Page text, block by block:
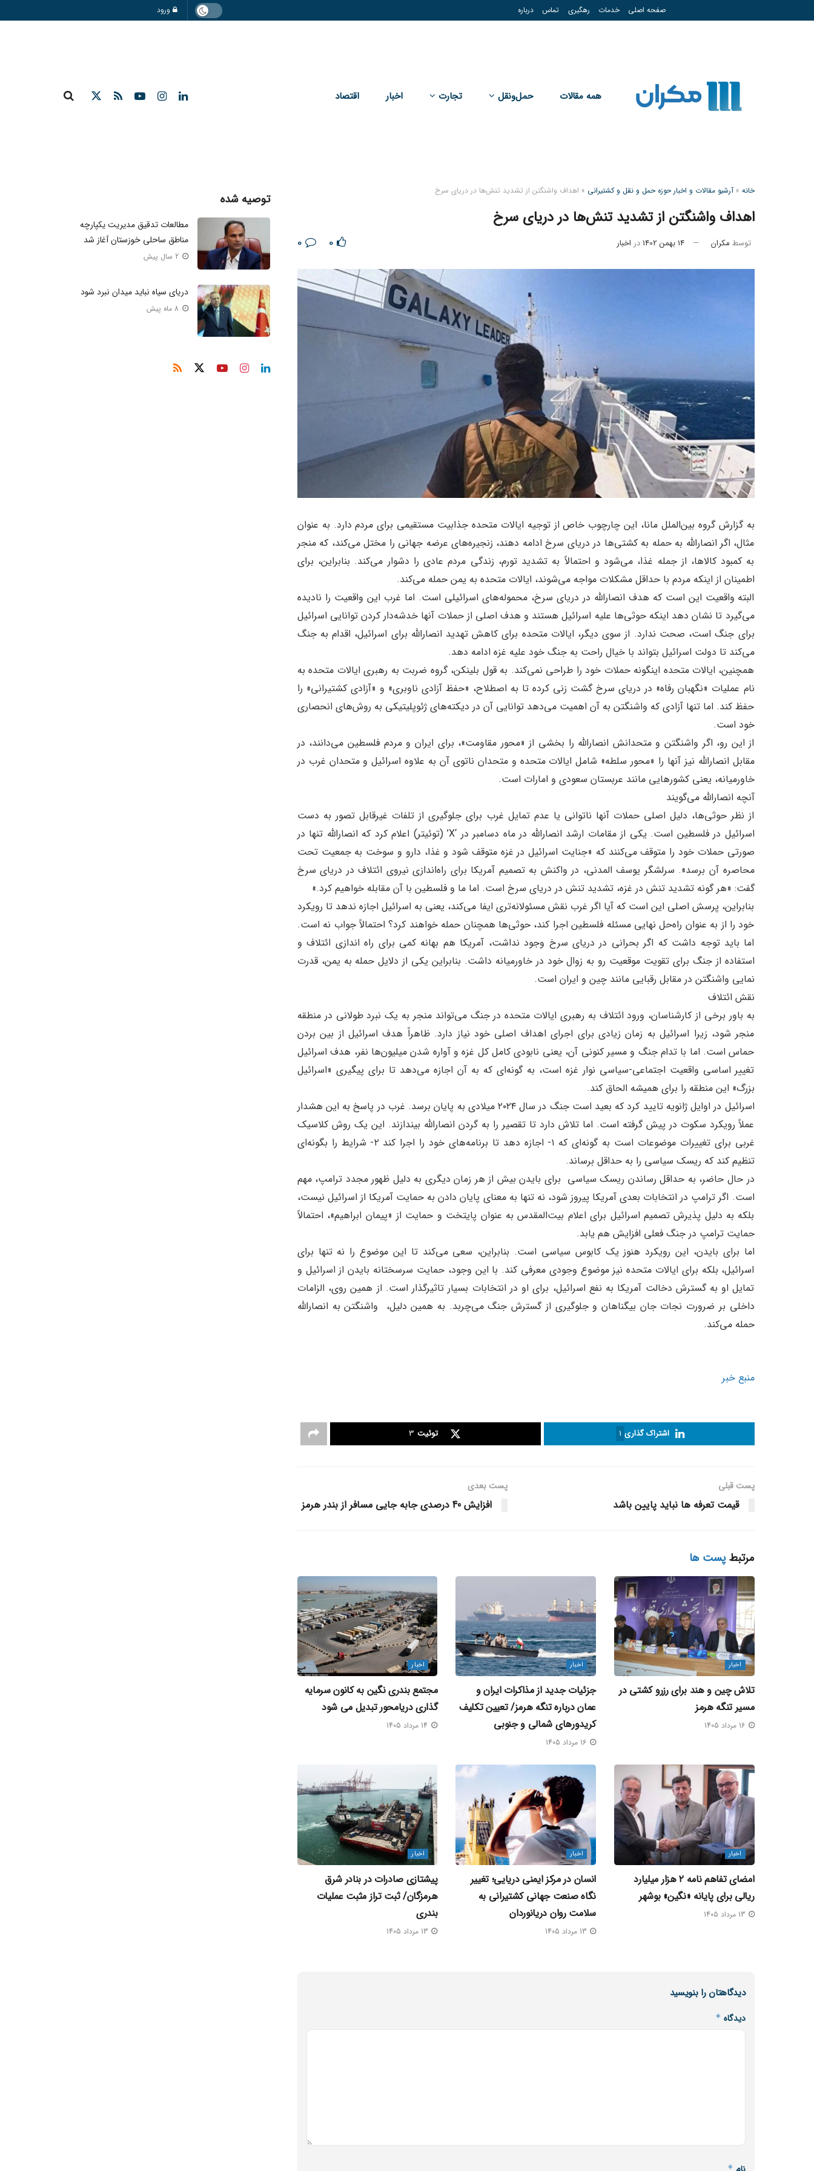
صفحه اصلی خدمات رهگیری تماس درباره ورود
همه مقالات حمل‌و‌نقل تجارت اخبار اقتصاد
خانه »آرشیو مقالات و اخبار حوزه حمل و نقل و کشتیرانی » اهداف واشنگتن از تشدید تنش‌ها در دریای سرخ
اهداف واشنگتن از تشدید تنش‌ها در دریای سرخ
توسط مکران 14 بهمن 1402 در اخبار 0
به گزارش گروه بین‌الملل مانا، این چارچوب خاص از توجیه ایالات متحده جذابیت مستقیمی برای مردم دارد. به عنوان
مثال، اگر انصارالله به حمله به کشتی‌ها در دریای سرخ ادامه دهند، زنجیره‌های عرضه جهانی را مختل می‌کند، که منجر
به کمبود کالاها، از جمله غذا، می‌شود و احتمالاً به تشدید تورم، زندگی مردم عادی را دشوار می‌کند. بنابراین، برای
اطمینان از اینکه مردم با حداقل مشکلات مواجه می‌شوند، ایالات متحده به یمن حمله می‌کند.
البته واقعیت این است که هدف انصارالله در دریای سرخ، محموله‌های اسرائیلی است. اما غرب این واقعیت را نادیده
می‌گیرد تا نشان دهد اینکه حوثی‌ها علیه اسرائیل هستند و هدف اصلی از حملات آنها خدشه‌دار کردن توانایی اسرائیل
برای جنگ است، صحت ندارد. از سوی دیگر، ایالات متحده برای کاهش تهدید انصارالله برای اسرائیل، اقدام به جنگ
می‌کند تا دولت اسرائیل بتواند با خیال راحت به جنگ خود علیه غزه ادامه دهد.
همچنین، ایالات متحده اینگونه حملات خود را طراحی نمی‌کند. به قول بلینکن، گروه ضربت به رهبری ایالات متحده به
نام عملیات «نگهبان رفاه» در دریای سرخ گشت زنی کرده تا به اصطلاح، «حفظ آزادی ناوبری» و «آزادی کشتیرانی» را
حفظ کند. اما تنها آزادی که واشنگتن به آن اهمیت می‌دهد توانایی‌ آن در دیکته‌های ژئوپلیتیکی به روش‌های انحصاری
خود است.
از این رو، اگر واشنگتن و متحدانش انصارالله را بخشی از «محور مقاومت»، برای ایران و مردم فلسطین می‌دانند، در
مقابل انصارالله نیز آنها را «محور سلطه» شامل ایالات متحده و متحدان ناتوی آن به علاوه اسرائیل و متحدان غرب در
خاورمیانه، یعنی کشورهایی مانند عربستان سعودی و امارات است.
آنچه انصارالله می‌گویند
از نظر حوثی‌ها، دلیل اصلی حملات آنها ناتوانی یا عدم تمایل غرب برای جلوگیری از تلفات غیرقابل تصور به دست
اسرائیل در فلسطین است. یکی از مقامات ارشد انصارالله در ماه دسامبر در ‘X’ (توئیتر) اعلام کرد که انصارالله تنها در
صورتی حملات خود را متوقف می‌کنند که «جنایت اسرائیل در غزه متوقف شود و غذا، دارو و سوخت به جمعیت تحت
محاصره‌ آن برسد». سرلشگر یوسف المدنی، در واکنش به تصمیم آمریکا برای راه‌اندازی نیروی ائتلاف در دریای سرخ
گفت: «هر گونه تشدید تنش در غزه، تشدید تنش در دریای سرخ است. اما ما و فلسطین با آن مقابله خواهیم کرد.»
بنابراین، پرسش اصلی این است که آیا اگر غرب نقش مسئولانه‌تری ایفا می‌کند، یعنی به اسرائیل اجازه ندهد تا رویکرد
خود را از به عنوان راه‌حل نهایی مسئله فلسطین اجرا کند، حوثی‌ها همچنان حمله خواهند کرد؟ احتمالاً جواب نه است.
اما باید توجه داشت که اگر بحرانی در دریای سرخ وجود نداشت، آمریکا هم بهانه کمی برای راه اندازی ائتلاف و
استفاده از جنگ برای تقویت موقعیت رو به زوال خود در خاورمیانه داشت. بنابراین یکی از دلایل حمله به یمن، قدرت
نمایی واشنگتن در مقابل رقبایی مانند چین و ایران است.
نقش ائتلاف
به باور برخی از کارشناسان، ورود ائتلاف به رهبری ایالات متحده در جنگ می‌تواند منجر به یک نبرد طولانی در منطقه
منجر شود، زیرا اسرائیل به زمان زیادی برای اجرای اهداف اصلی خود نیاز دارد. ظاهراً هدف اسرائیل از بین بردن
حماس است. اما با تدام جنگ و مسیر کنونی آن، یعنی نابودی کامل کل غزه و آواره شدن میلیون‌ها نفر، هدف اسرائیل
تغییر اساسی واقعیت اجتماعی-سیاسی نوار غزه است، به گونه‌ای که به آن اجازه می‌دهد تا برای پیگیری «اسرائیل
بزرگ» این منطقه را برای همیشه الحاق کند.
اسرائیل در اوایل ژانویه تایید کرد که بعید است جنگ در سال ۲۰۲۴ میلادی به پایان برسد. غرب در پاسخ به این هشدار
عملاً رویکرد سکوت در پیش گرفته است. اما تلاش دارد تا تقصیر را به گردن انصارالله بیندازند. این یک روش کلاسیک
غربی برای تغییرات موضوعات است به گونه‌ای که ۱- اجازه دهد تا برنامه‌های خود را اجرا کند ۲- شرایط را بگونه‌ای
تنظیم کند که ریسک سیاسی را به حداقل برساند.
در حال حاضر، به حداقل رساندن ریسک سیاسی برای بایدن بیش از هر زمان دیگری به دلیل ظهور مجدد ترامپ، مهم
است. اگر ترامپ در انتخابات بعدی آمریکا پیروز شود، نه تنها به معنای پایان دادن به حمایت آمریکا از اسرائیل نیست،
بلکه به دلیل پذیرش تصمیم اسرائیل برای اعلام بیت‌المقدس به عنوان پایتخت و حمایت از «پیمان ابراهیم»، احتمالاً
حمایت ترامپ ​در جنگ فعلی افزایش هم یابد.
اما برای بایدن، این رویکرد هنوز یک کابوس سیاسی است. بنابراین، سعی می‌کند تا این موضوع را نه تنها برای
اسرائیل، بلکه برای ایالات متحده نیز موضوع وجودی معرفی کند. با این وجود، حمایت سرسختانه بایدن از اسرائیل و
تمایل او به گسترش دخالت آمریکا به نفع اسرائیل، برای او در انتخابات بسیار تاثیرگذار است. از همین روی، الزامات
داخلی بر ضرورت نجات جان بیگناهان و جلوگیری از گسترش جنگ می‌چربد. به همین دلیل، واشنگتن به انصارالله
حمله می‌کند.
منبع خبر
اشتراک گذاری 1 توئیت 3
پست قبلی
قیمت تعرفه ها نباید پایین باشد
پست‌ بعدی
افزایش 40 درصدی جابه جایی مسافر از بندر هرمز
مرتبطپست ها
اخبار
تلاش چین و هند برای رزرو کشتی در
مسیر تنگه هرمز
16 مرداد 1405
اخبار
جزئیات جدید از مذاکرات ایران و
عمان درباره تنگه هرمز/ تعیین تکلیف
کریدورهای شمالی و جنوبی
16 مرداد 1405
اخبار
مجتمع بندری نگین به کانون سرمایه‌
گذاری دریامحور تبدیل می‌ شود
اخبار
امضای تفاهم‌ نامه ۲ هزار میلیارد
ریالی برای پایانه «نگین» بوشهر
13 مرداد 1405
اخبار
انسان در مرکز ایمنی دریایی؛ تغییر
نگاه صنعت جهانی کشتیرانی به
سلامت روان دریانوردان
13 مرداد 1405
اخبار
پیشتازی صادرات در بنادر شرق
هرمزگان/ ثبت تراز مثبت عملیات
بندری
دیدگاهتان را بنویسید
دیدگاه *
*
توصیه شده
مطالعات تدقیق مدیریت یکپارچه
مناطق ساحلی خوزستان آغاز شد
2 سال پیش
دریای سیاه نباید میدان نبرد شود
8 ماه پیش